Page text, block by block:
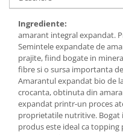
Budinca bio
Indulcitori bio
Inghetata bio si decoratiuni
Ingrediente bio pentru copt
Masline bio si antipasti
Antipasti bio
Masline bio
Pesto bio
Ingrediente:
amarant integral expandat.
Semintele expandate de
prajite, fiind bogate in
fibre si o sursa importanta
Amarantul expandat bio de
crocanta, obtinuta din
expandat printr-un proces
proprietatile nutritive. Bogat
produs este ideal ca